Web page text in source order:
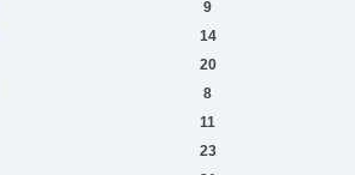
9
14
20
8
11
23